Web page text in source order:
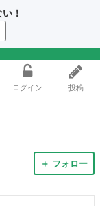
！
ログイン 投稿
＋ フォロー